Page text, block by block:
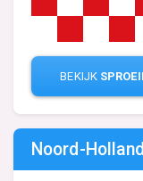
BEKIJK
Noord-Holland